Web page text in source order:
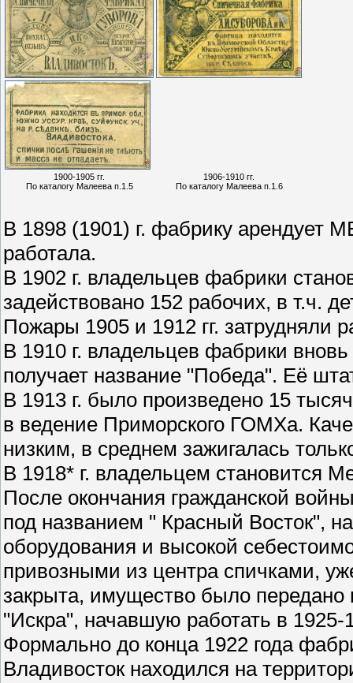
1900-1905 гг.
По каталогу Малеева п.1.5
1906-1910 гг.
По каталогу Малеева п.1.6
В 1898 (1901) г. фабрику арендует
работала.
В 1902 г. владельцев фабрики
задействовано 152 рабочих, в т.ч.
Пожары 1905 и 1912 гг. затрудняли
В 1910 г. владельцев фабрики
получает название "Победа". Её
В 1913 г. было произведено 15
в ведение Приморского ГОМХа.
низким, в среднем зажигалась
В 1918* г. владельцем становится
После окончания гражданской
под названием " Красный Восток",
оборудования и высокой
привозными из центра спичками,
закрыта, имущество было передано
"Искра", начавшую работать в 1925-
Формально до конца 1922 года
Владивосток находился на